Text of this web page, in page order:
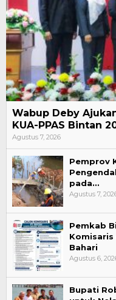
Wabup Deby
KUA-PPAS Bintan
Agustus 7, 2026
Pemprov
pada…
Agustus 7,
Pemkab
Komisaris
Bahari
Agustus 6,
Bupati